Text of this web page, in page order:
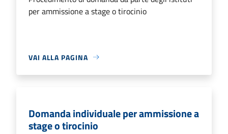
per ammissione a stage o tirocinio
VAI ALLA PAGINA
Domanda individuale per ammissione a
stage o tirocinio